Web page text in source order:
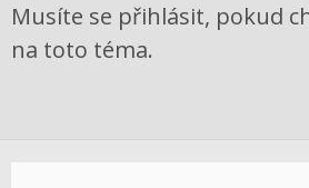
Musíte se přihlásit, pokud
na toto téma.